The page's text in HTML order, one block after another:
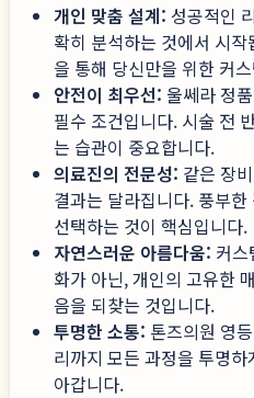
개인 맞춤 설계: 성공적인
확히 분석하는 것에서 시
을 통해 당신만을 위한 커
안전이 최우선: 울쎄라 정
필수 조건입니다. 시술 전
는 습관이 중요합니다.
의료진의 전문성: 같은 장
결과는 달라집니다. 풍부
선택하는 것이 핵심입니다.
자연스러운 아름다움: 커
화가 아닌, 개인의 고유한
음을 되찾는 것입니다.
투명한 소통: 톤즈의원 영
리까지 모든 과정을 투명
아갑니다.